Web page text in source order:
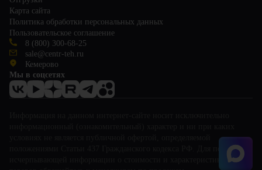
Карта сайта
Политика обработки персональных данных
Пользовательское соглашение
8 (800) 300-68-25
sale@centr-teh.ru
Кемерово
Мы в соцсетях
положениями Статьи 437 Гражданского кодекса РФ. Для получения
исчерпывающей информации о стоимости и характеристиках